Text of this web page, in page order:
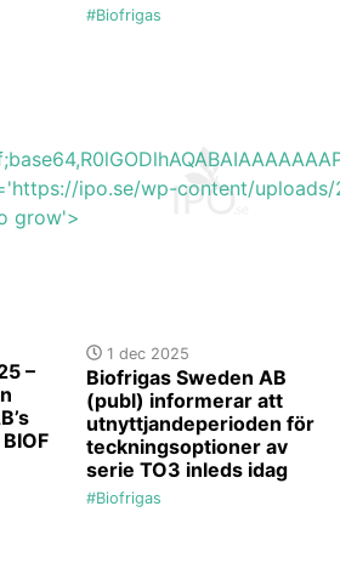
#Biofrigas
–
ipo.se/wp-content/uploads/
grow'>
1 dec 2025
Biofrigas Sweden AB
(publ) informerar att
utnyttjandeperioden för
teckningsoptioner av
serie TO3 inleds idag
#Biofrigas